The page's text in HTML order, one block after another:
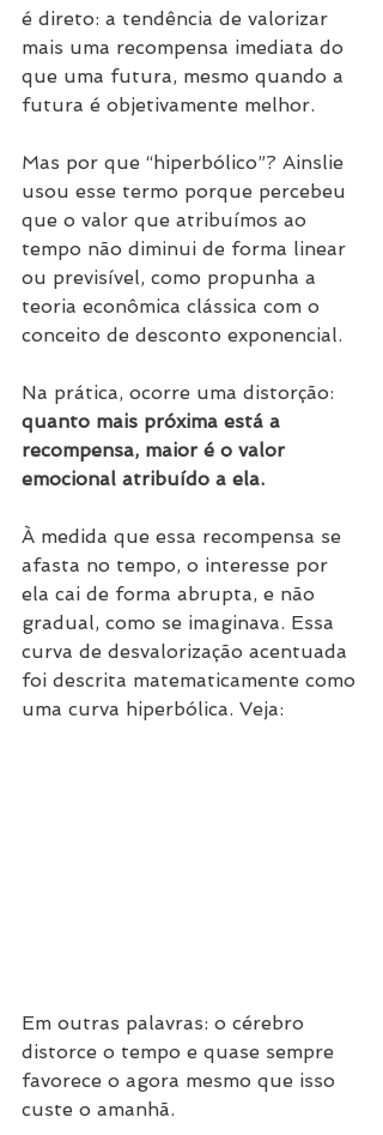
é direto: a tendência de valorizar
mais uma recompensa imediata do
que uma futura, mesmo quando a
futura é objetivamente melhor.
Mas por que “hiperbólico”? Ainslie
usou esse termo porque percebeu
que o valor que atribuímos ao
tempo não diminui de forma linear
ou previsível, como propunha a
teoria econômica clássica com o
conceito de desconto exponencial.
Na prática, ocorre uma distorção:
quanto mais próxima está a
recompensa, maior é o valor
emocional atribuído a ela.
À medida que essa recompensa se
afasta no tempo, o interesse por
ela cai de forma abrupta, e não
gradual, como se imaginava. Essa
curva de desvalorização acentuada
foi descrita matematicamente como
uma curva hiperbólica. Veja:
Em outras palavras: o cérebro
distorce o tempo e quase sempre
favorece o agora mesmo que isso
custe o amanhã.